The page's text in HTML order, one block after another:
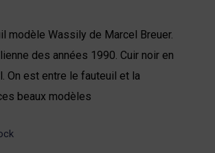
modèle Wassily de Marcel Breuer.
des années 1990. Cuir noir en
On est entre le fauteuil et la
beaux modèles